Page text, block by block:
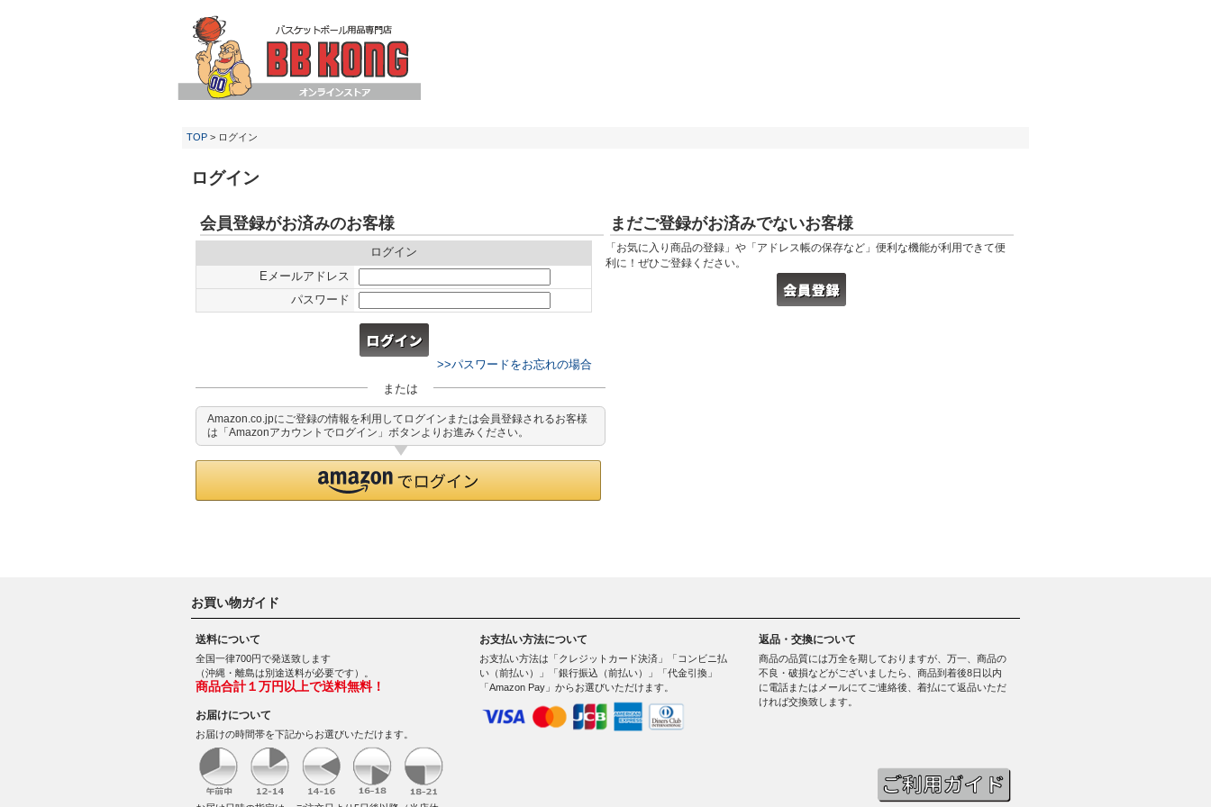
TOP > ログイン
ログイン
会員登録がお済みのお客様
ログイン
Eメールアドレス
パスワード
>>パスワードをお忘れの場合
または
Amazon.co.jpにご登録の情報を利用してログインまたは会員登録されるお客様
は「Amazonアカウントでログイン」ボタンよりお進みください。
まだご登録がお済みでないお客様
「お気に入り商品の登録」や「アドレス帳の保存など」便利な機能が利用できて便
利に！ぜひご登録ください。
お買い物ガイド
送料について
全国一律700円で発送致します
（沖縄・離島は別途送料が必要です）。
商品合計１万円以上で送料無料！
お届けについて
お届けの時間帯を下記からお選びいただけます。
お支払い方法について
お支払い方法は「クレジットカード決済」「コンビニ払
い（前払い）」「銀行振込（前払い）」「代金引換」
「Amazon Pay」からお選びいただけます。
返品・交換について
商品の品質には万全を期しておりますが、万一、商品の
不良・破損などがございましたら、商品到着後8日以内
に電話またはメールにてご連絡後、着払にて返品いただ
ければ交換致します。